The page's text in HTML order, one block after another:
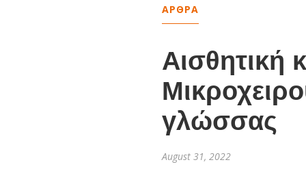
ΑΡΘΡΑ
Αισθητική
γλώσσας
August 31, 2022